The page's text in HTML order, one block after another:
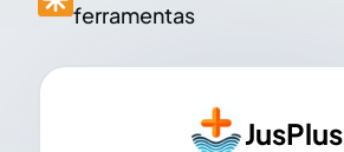
ferramentas
JusPlus